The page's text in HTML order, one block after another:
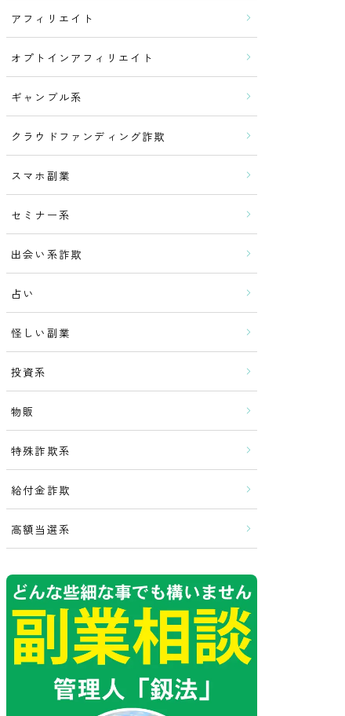
アフィリエイト
オプトインアフィリエイト
ギャンブル系
クラウドファンディング詐欺
スマホ副業
セミナー系
出会い系詐欺
占い
怪しい副業
投資系
物販
特殊詐欺系
給付金詐欺
高額当選系